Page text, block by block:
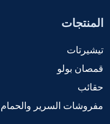
المنتجات
تيشيرتات
قمصان بولو
حقائب
مفروشات السرير والحمام